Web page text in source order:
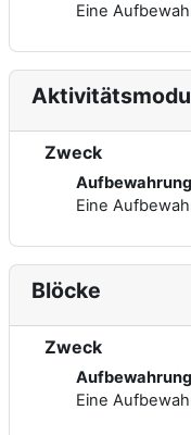
Eine
Zweck
Eine
Blöcke
Zweck
Eine